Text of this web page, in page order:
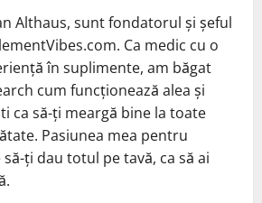
Althaus, sunt fondatorul și șeful
Ca medic cu o
în suplimente, am băgat
cum funcționează alea și
ca să-ți meargă bine la toate
Pasiunea mea pentru
ți dau totul pe tavă, ca să ai